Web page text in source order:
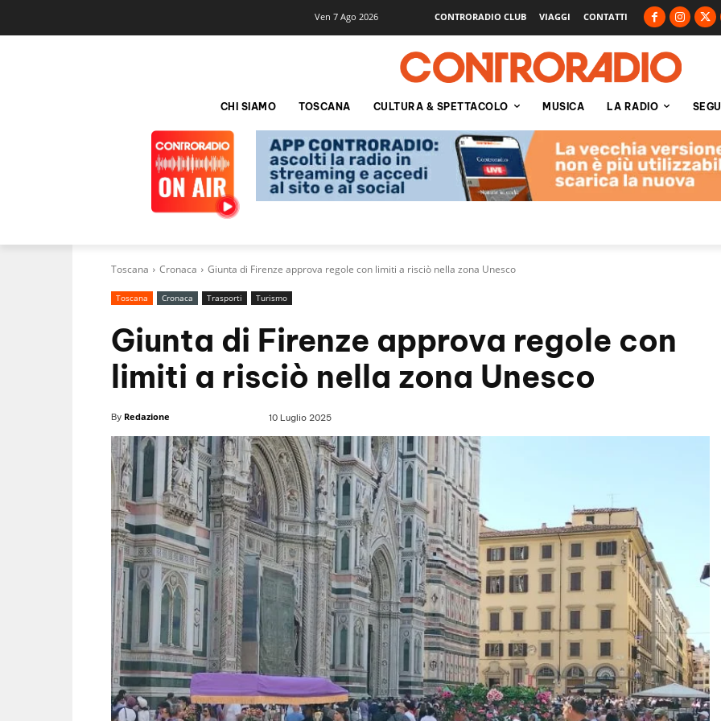
Ven 7 Ago 2026 CONTRORADIO CLUB VIAGGI CONTATTI
CHI SIAMO TOSCANA CULTURA & SPETTACOLO MUSICA LA RADIO
Toscana Cronaca Giunta di Firenze approva regole con limiti a risciò nella zona Unesco
Toscana Cronaca Trasporti Turismo
Giunta di Firenze approva regole con
limiti a risciò nella zona Unesco
By Redazione 10 Luglio 2025